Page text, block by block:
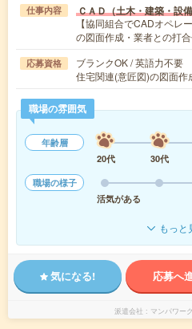
仕事内容 ＣＡＤ（土木・建築・設
【協同組合でCADオペレ
の図面作成・業者との打
応募資格
ブランクOK / 英語力不要
住宅関連(意匠図)の図面
職場の雰囲気
年齢層
20代
30代
職場の様子
活気がある
もっと
気になる! 応募へ
派遣会社 マンパワー